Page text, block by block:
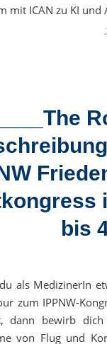
mit ICAN zu KI
bis
als MedizinerIn
zum IPPNW-
dann bewirb dich
von Flug und